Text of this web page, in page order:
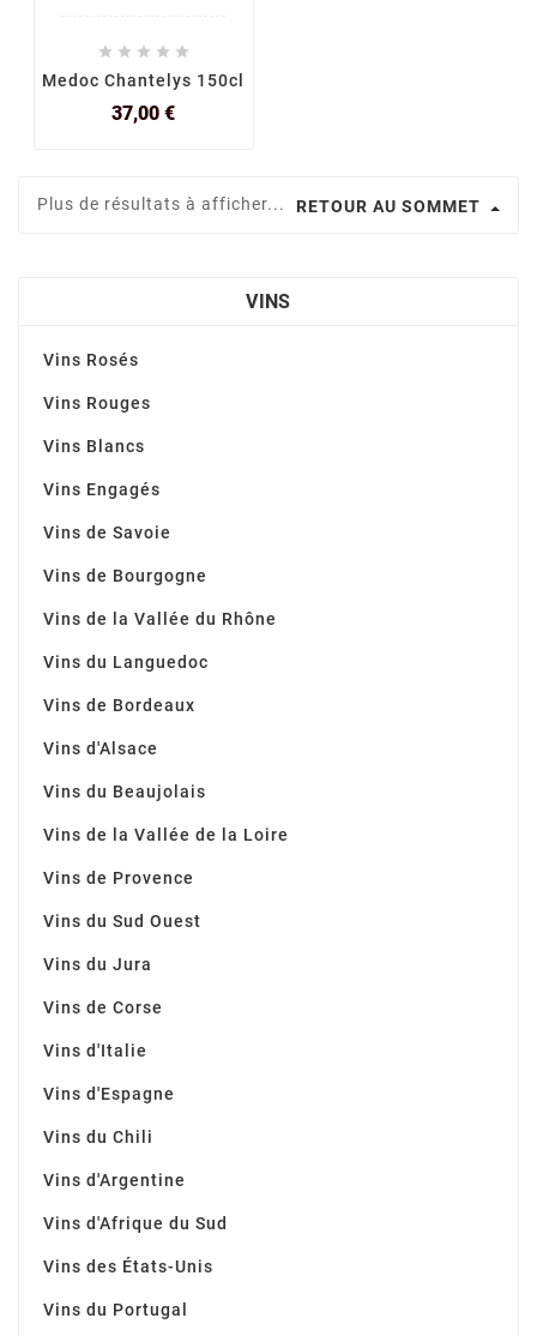
    
Medoc Chantelys 150cl
37,00 €Prix
Plus de résultats à afficher... RETOUR AU SOMMET
VINS
Vins Rosés
Vins Rouges
Vins Blancs
Vins Engagés
Vins de Savoie
Vins de Bourgogne
Vins de la Vallée du Rhône
Vins du Languedoc
Vins de Bordeaux
Vins d'Alsace
Vins du Beaujolais
Vins de la Vallée de la Loire
Vins de Provence
Vins du Sud Ouest
Vins du Jura
Vins de Corse
Vins d'Italie
Vins d'Espagne
Vins du Chili
Vins d'Argentine
Vins d'Afrique du Sud
Vins des États-Unis
Vins du Portugal